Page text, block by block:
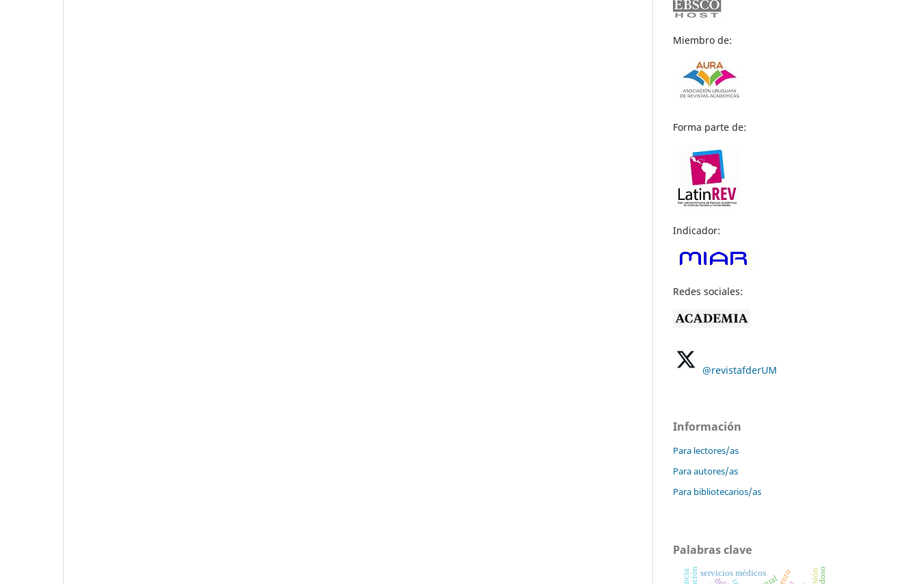
Miembro de:
Forma parte de:
Indicador:
Redes sociales:
@revistafderUM
Información
Para lectores/as
Para autores/as
Para bibliotecarios/as
Palabras clave
servicios médicos